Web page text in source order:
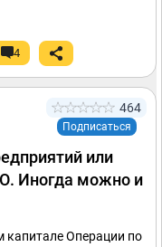
4
464
Подписаться
или
Иногда можно и
капитале Операции по